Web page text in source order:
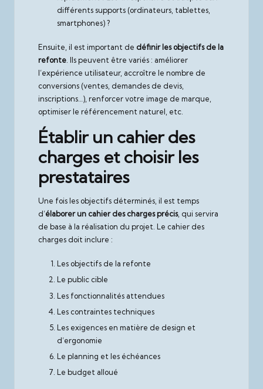
différents supports (ordinateurs, tablettes,
smartphones) ?
Ensuite, il est important de définir les objectifs de la
refonte . Ils peuvent être variés : améliorer
l’expérience utilisateur, accroître le nombre de
conversions (ventes, demandes de devis,
inscriptions…), renforcer votre image de marque,
optimiser le référencement naturel, etc.
Établir un cahier des
charges et choisir les
prestataires
Une fois les objectifs déterminés, il est temps
d’élaborer un cahier des charges précis, qui servira
de base à la réalisation du projet. Le cahier des
charges doit inclure :
Les objectifs de la refonte
Le public cible
Les fonctionnalités attendues
Les contraintes techniques
Les exigences en matière de design et
d’ergonomie
Le planning et les échéances
Le budget alloué